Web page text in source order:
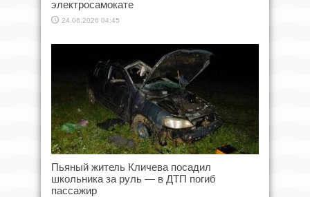
электросамокате
24.06.2026 04:45
Пьяный житель Кличева посадил
школьника за руль — в ДТП погиб
пассажир